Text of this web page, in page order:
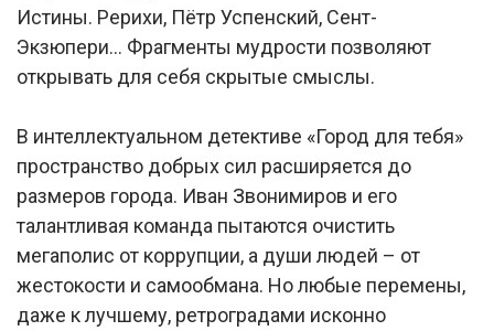
Истины. Рерихи, Пётр Успенский, Сент-
Экзюпери… Фрагменты мудрости позволяют
открывать для себя скрытые смыслы.
В интеллектуальном детективе «Город для тебя»
пространство добрых сил расширяется до
размеров города. Иван Звонимиров и его
талантливая команда пытаются очистить
мегаполис от коррупции, а души людей – от
жестокости и самообмана. Но любые перемены,
даже к лучшему, ретроградами исконно